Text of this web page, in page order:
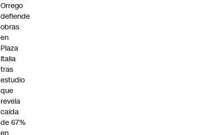
Orrego
defiende
obras
en
Plaza
Italia
tras
estudio
que
revela
caída
de 67%